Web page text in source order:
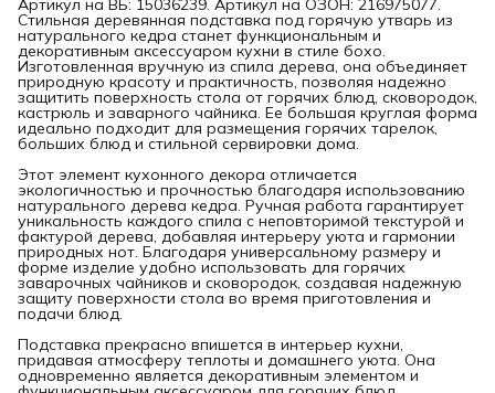
Артикул на ВБ: 15036239. Артикул на ОЗОН: 216975077.
Стильная деревянная подставка под горячую утварь из
натурального кедра станет функциональным и
декоративным аксессуаром кухни в стиле бохо.
Изготовленная вручную из спила дерева, она объединяет
природную красоту и практичность, позволяя надежно
защитить поверхность стола от горячих блюд, сковородок,
кастрюль и заварного чайника. Ее большая круглая форма
идеально подходит для размещения горячих тарелок,
больших блюд и стильной сервировки дома.
Этот элемент кухонного декора отличается
экологичностью и прочностью благодаря использованию
натурального дерева кедра. Ручная работа гарантирует
уникальность каждого спила с неповторимой текстурой и
фактурой дерева, добавляя интерьеру уюта и гармонии
природных нот. Благодаря универсальному размеру и
форме изделие удобно использовать для горячих
заварочных чайников и сковородок, создавая надежную
защиту поверхности стола во время приготовления и
подачи блюд.
Подставка прекрасно впишется в интерьер кухни,
придавая атмосферу теплоты и домашнего уюта. Она
одновременно является декоративным элементом и